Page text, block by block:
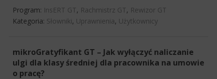
Program: InsERT GT, Rachmistrz GT, Rewizor GT
Kategoria: Słowniki, Uprawnienia, Użytkownicy
mikroGratyfikant GT – Jak wyłączyć naliczanie
ulgi dla klasy średniej dla pracownika na umowie
o pracę?